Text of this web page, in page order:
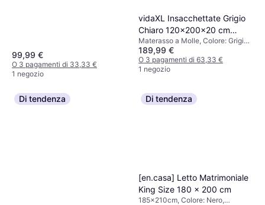
99,99 €
O 3 pagamenti di 33,33 €
1 negozio
vidaXL Insacchettate Grigio
Chiaro 120x200x20 cm
Materasso a Molle
Materasso a Molle, Colore: Grigio,
Riempimento: Schiuma, Materiale:
Poliestere, Tessuto, Spessore
Materasso: 20 cm, Fermezza:
189,99 €
O 3 pagamenti di 63,33 €
1 negozio
Di tendenza Di tendenza
[en.casa] Letto Matrimoniale
King Size 180 x 200 cm
185x210cm, Colore: Nero,